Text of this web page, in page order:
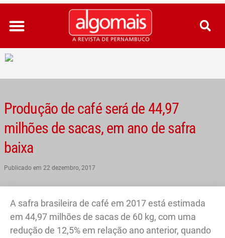
Ir
para
conteúdo
Produção de café será de 44,97
milhões de sacas, em ano de safra
baixa
Publicado em 22 dezembro, 2017
A safra brasileira de café em 2017 está estimada
em 44,97 milhões de sacas de 60 kg, com uma
redução de 12,5% em relação ano anterior, quando